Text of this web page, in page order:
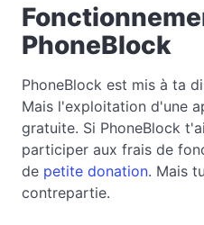
PhoneBlock
PhoneBlock est mis à ta
Mais l'exploitation d'une
gratuite. Si PhoneBlock
participer aux frais de
de petite donation. Mais
contrepartie.